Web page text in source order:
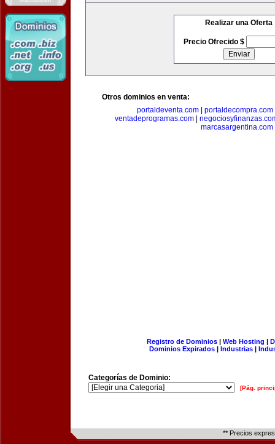
Realizar una Oferta
Precio Ofrecido $
Otros dominios en venta:
portaldeventa.com
portaldecompra.com
ventadeprogramas.com|
marcasargentina.com
Registro de Dominios| Web Hosting |
Dominios Expirados | Industrias |
Categorías de Dominio:
[Pág.
** Precios